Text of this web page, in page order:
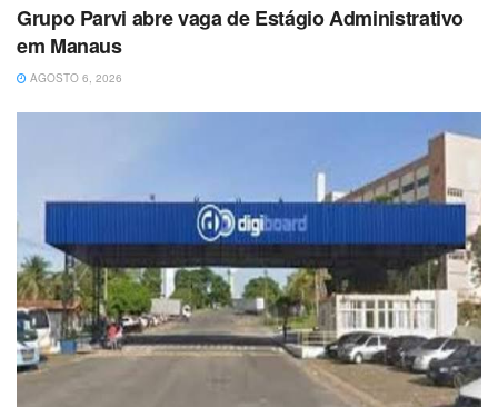
Grupo Parvi abre vaga de Estágio Administrativo
em Manaus
AGOSTO 6, 2026